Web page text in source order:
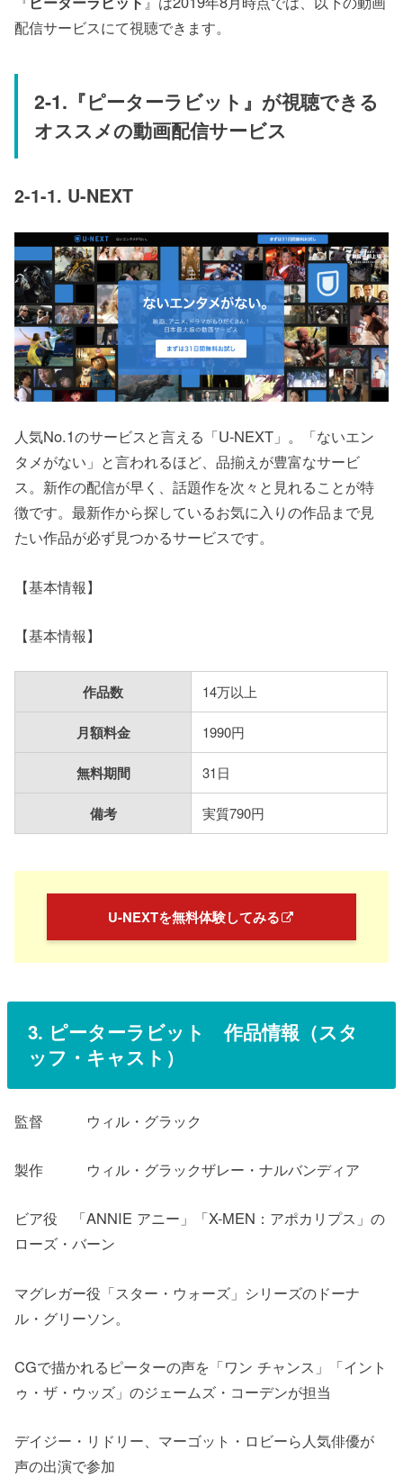
配信サービスにて視聴できます。
2-1.『ピーターラビット』が視聴できる
オススメの動画配信サービス
2-1-1. U-NEXT
人気No.1のサービスと言える「U-NEXT」。「ないエン
タメがない」と言われるほど、品揃えが豊富なサービ
ス。新作の配信が早く、話題作を次々と見れることが特
徴です。最新作から探しているお気に入りの作品まで見
たい作品が必ず見つかるサービスです。
【基本情報】
【基本情報】
作品数 14万以上
月額料金 1990円
無料期間 31日
備考 実質790円
U-NEXTを無料体験してみる
3. ピーターラビット
作品情報（スタ
ッフ・キャスト）
監督 ウィル・グラック
製作 ウィル・グラックザレー・ナルバンディア
ビア役 「ANNIE アニー」「X-MEN：アポカリプス」の
ローズ・バーン
マグレガー役「スター・ウォーズ」シリーズのドーナ
ル・グリーソン。
CGで描かれるピーターの声を「ワン チャンス」「イント
ゥ・ザ・ウッズ」のジェームズ・コーデンが担当
デイジー・リドリー、マーゴット・ロビーら人気俳優が
声の出演で参加